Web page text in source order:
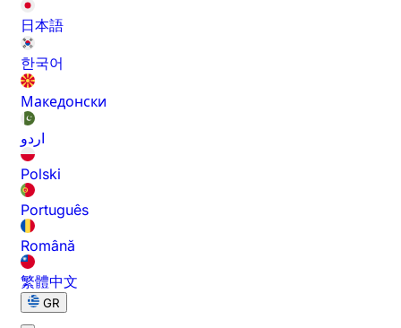
日本語
한국어
Македонски
اردو
Polski
Português
Română
繁體中文
GR